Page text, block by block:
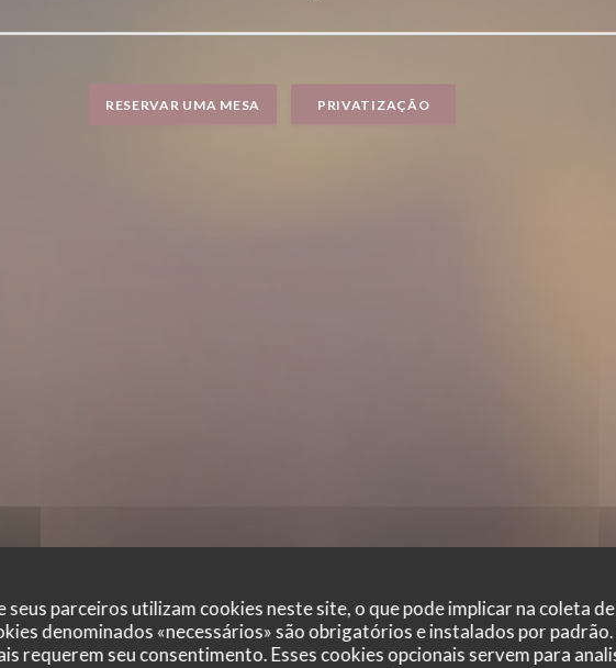
seus parceiros utilizam cookies neste site, o que pode implicar na coleta
denominados «necessários» são obrigatórios e instalados por
requerem seu consentimento. Esses cookies opcionais servem para
RESERVAR UMA MESA PRIVATIZAÇÃO